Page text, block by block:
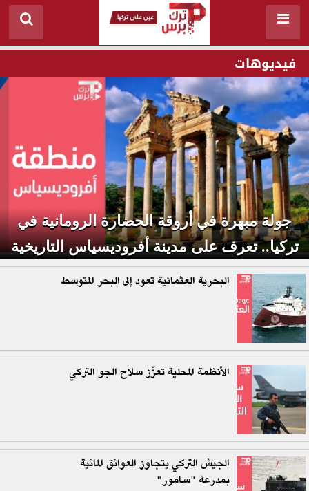
فيديوهات
جولة مبهرة في أروقة الحضارة الرومانية في
تركيا.. تعرف على مدينة أفروديسياس التاريخية
البحرية العثمانية تعود إلى البحر المتوسط
الأنظمة المحلية تعزّز سلاح الجو التركي
الجيش التركي يتجاوز العوائق المائية
بمدرعة "سامور"